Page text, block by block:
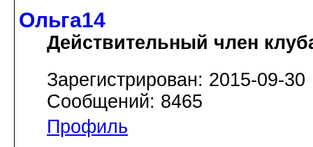
Ольга14
Действительный член
Зарегистрирован: 2015-09-30
Сообщений: 8465
Профиль